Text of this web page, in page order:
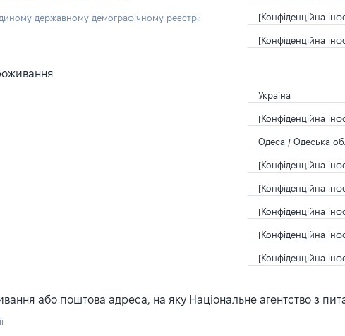
державному демографічному реєстрі: [Конфіденційна
[Конфіденційна
Україна
[Конфіденційна
Одеса / Одеська
[Конфіденційна
[Конфіденційна
[Конфіденційна
[Конфіденційна
[Конфіденційна
або поштова адреса, на яку Національне агентство з